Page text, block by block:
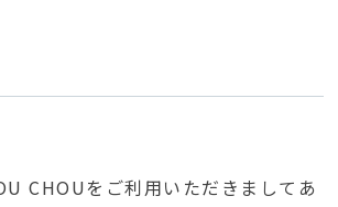
CHOUをご利用いただきましてあ